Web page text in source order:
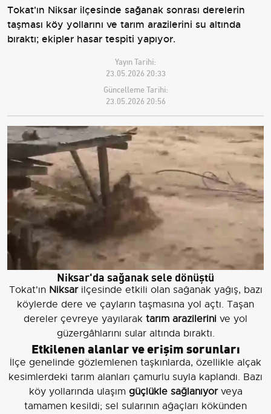
Tokat'ın Niksar ilçesinde sağanak sonrası derelerin
taşması köy yollarını ve tarım arazilerini su altında
bıraktı; ekipler hasar tespiti yapıyor.
Yayın Tarihi:
23.05.2026 20:33
Güncelleme Tarihi:
23.05.2026 20:56
Niksar'da sağanak sele dönüştü
Tokat'ın Niksarilçesinde etkili olan sağanak yağış, bazı
köylerde dere ve çayların taşmasına yol açtı. Taşan
dereler çevreye yayılarak tarım arazilerini ve yol
güzergâhlarını sular altında bıraktı.
Etkilenen alanlar ve erişim sorunları
İlçe genelinde gözlemlenen taşkınlarda, özellikle alçak
kesimlerdeki tarım alanları çamurlu suyla kaplandı. Bazı
köy yollarında ulaşım güçlükle sağlanıyorveya
tamamen kesildi; sel sularının ağaçları kökünden